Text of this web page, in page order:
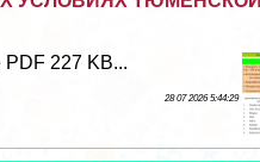
227 KB...
28 07 2026 5:44:29